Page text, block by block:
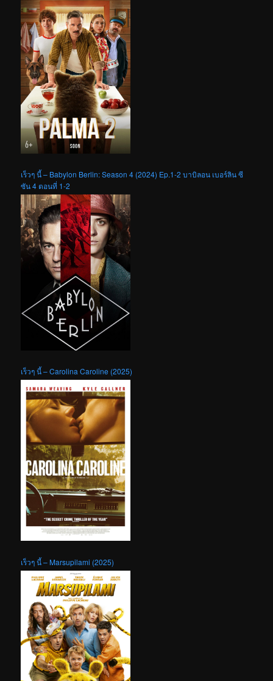
เร็วๆ นี้ – Babylon Berlin: Season 4 (2024) Ep.1-2 บาบิลอน เบอร์ลิน ซี
ซัน 4 ตอนที่ 1-2
เร็วๆ นี้ – Carolina Caroline (2025)
เร็วๆ นี้ – Marsupilami (2025)